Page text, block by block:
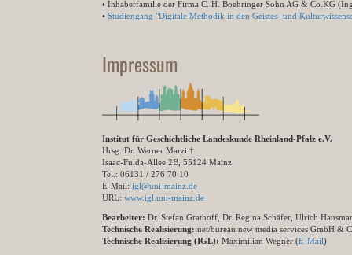
• Inhaberfamilie der Firma C. H. Boehringer Sohn AG & Co.KG
• Studiengang "Digitale Methodik in den Geistes- und
Impressum
Institut für Geschichtliche Landeskunde Rheinland-Pfalz e.V.
Hrsg. Dr. Werner Marzi †
Isaac-Fulda-Allee 2B, 55124 Mainz
Tel.: 06131 / 276 70 10
E-Mail: igl@uni-mainz.de
URL: www.igl.uni-mainz.de
Bearbeiter: Dr. Stefan Grathoff, Dr. Regina Schäfer, Ulrich
Technische Realisierung: net/bureau new media services GmbH &
Technische Realisierung (IGL): Maximilian Wegner (E-Mail)